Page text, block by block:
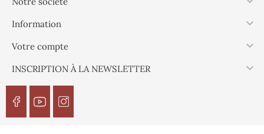
Information 
Votre compte 
INSCRIPTION À LA NEWSLETTER 